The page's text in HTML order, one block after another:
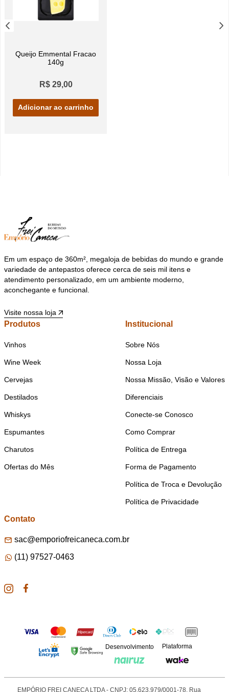
Queijo Emmental Fracao
140g
R$ 29,00
Adicionar ao carrinho
Em um espaço de 360m², megaloja de bebidas do mundo e grande
variedade de antepastos oferece cerca de seis mil itens e
atendimento personalizado, em um ambiente moderno,
aconchegante e funcional.
Visite nossa loja
Produtos
Vinhos
Wine Week
Cervejas
Destilados
Whiskys
Espumantes
Charutos
Ofertas do Mês
Institucional
Sobre Nós
Nossa Loja
Nossa Missão, Visão e Valores
Diferenciais
Conecte-se Conosco
Como Comprar
Política de Entrega
Forma de Pagamento
Política de Troca e Devolução
Política de Privacidade
Contato
sac@emporiofreicaneca.com.br
(11) 97527-0463
Desenvolvimento Plataforma
EMPÓRIO FREI CANECA LTDA - CNPJ: 05.623.979/0001-78. Rua